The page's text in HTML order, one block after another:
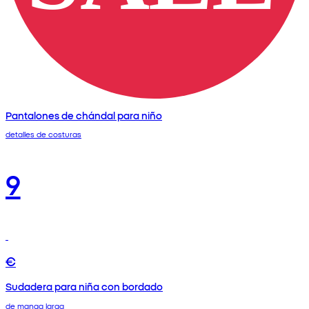
Pantalones de chándal para niño
detalles de costuras
9
€
Sudadera para niña con bordado
de manga larga